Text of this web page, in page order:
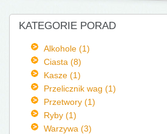
KATEGORIE PORAD
Alkohole (1)
Ciasta (8)
Kasze (1)
Przelicznik wag (1)
Przetwory (1)
Ryby (1)
Warzywa (3)